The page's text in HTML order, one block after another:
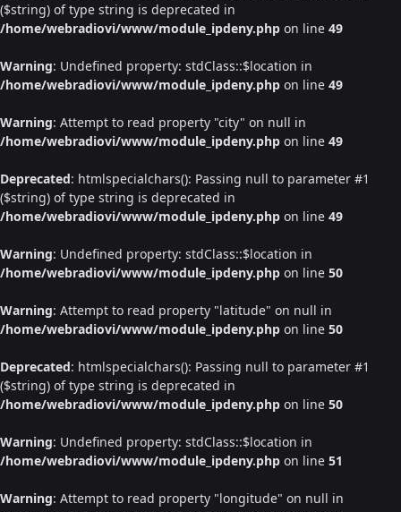
($string) of type string is deprecated in
/home/webradiovi/www/module_ipdeny.php on line 49
Warning: Undefined property: stdClass::$location in
/home/webradiovi/www/module_ipdeny.php on line 49
Warning: Attempt to read property "city" on null in
/home/webradiovi/www/module_ipdeny.php on line 49
Deprecated: htmlspecialchars(): Passing null to parameter #1
($string) of type string is deprecated in
/home/webradiovi/www/module_ipdeny.php on line 49
Warning: Undefined property: stdClass::$location in
/home/webradiovi/www/module_ipdeny.php on line 50
Warning: Attempt to read property "latitude" on null in
/home/webradiovi/www/module_ipdeny.php on line 50
Deprecated: htmlspecialchars(): Passing null to parameter #1
($string) of type string is deprecated in
/home/webradiovi/www/module_ipdeny.php on line 50
Warning: Undefined property: stdClass::$location in
/home/webradiovi/www/module_ipdeny.php on line 51
Warning: Attempt to read property "longitude" on null in